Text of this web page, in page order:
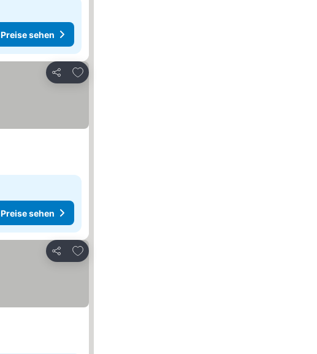
Preise sehen
Teilen
Zu Favoriten hinzufügen
Preise sehen
Teilen
Zu Favoriten hinzufügen